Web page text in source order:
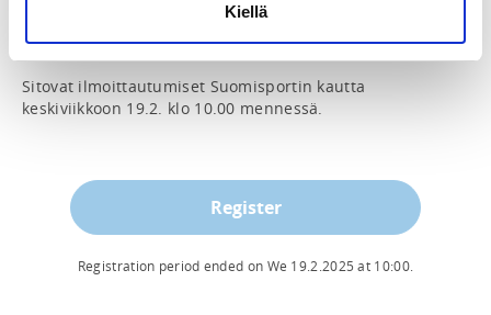
Kiellä
Muulla aikataululla lentävien on varattava lentonsa
itse.
Sitovat ilmoittautumiset Suomisportin kautta
keskiviikkoon 19.2. klo 10.00 mennessä.
Register
Registration period ended on We 19.2.2025 at 10:00.